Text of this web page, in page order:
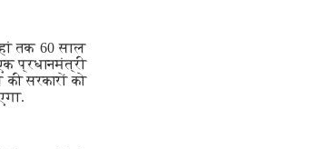
तक 60 साल
प्रधानमंत्री
सरकारों को